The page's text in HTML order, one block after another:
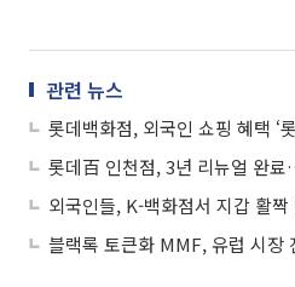
관련 뉴스
롯데百 인천점, 3년 리뉴얼 완료
블랙록 토큰화 MMF, 유럽 시장